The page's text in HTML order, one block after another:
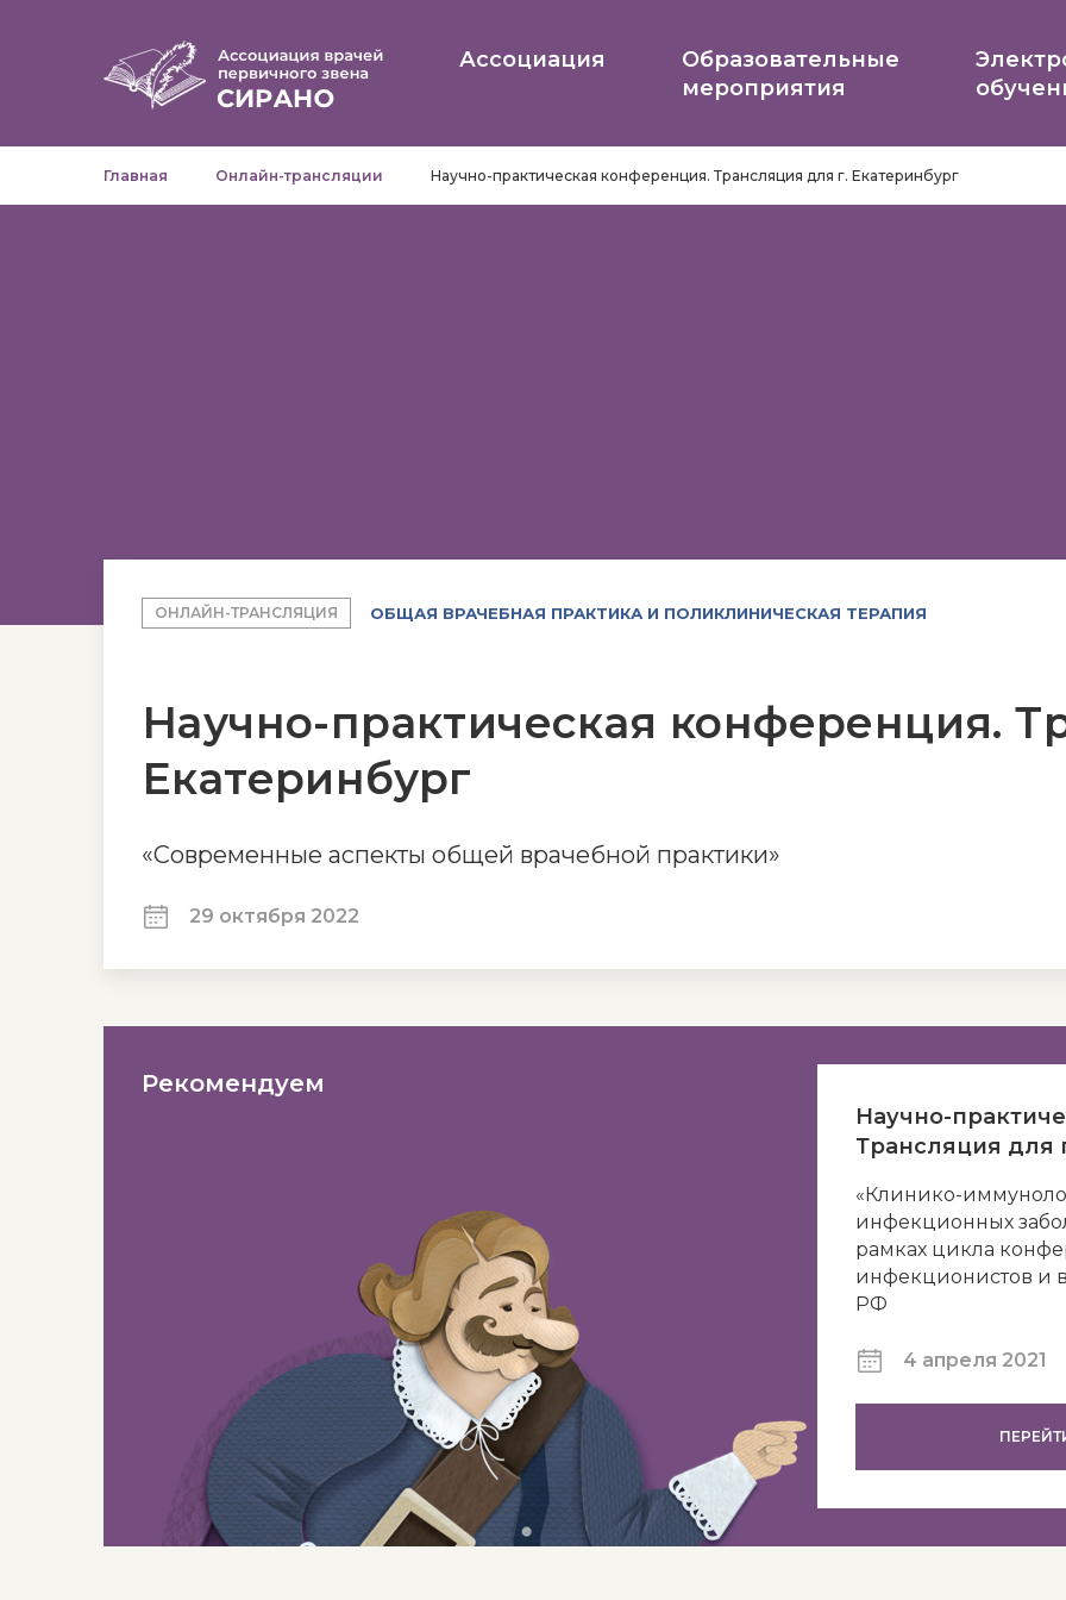
Ассоциация
Образовательные
мероприятия
Главная Онлайн-трансляции Научно-практическая конференция. Трансляция для г. Екатеринбург
ОНЛАЙН-ТРАНСЛЯЦИЯ ОБЩАЯ ВРАЧЕБНАЯ ПРАКТИКА И ПОЛИКЛИНИЧЕСКАЯ ТЕРАПИЯ
Научно-практическая конференция.
Екатеринбург
«Современные аспекты общей врачебной практики»
29 октября 2022
Рекомендуем
Научно-
Трансляция для
«Клинико-
инфекционных
рамках цикла
инфекционистов и
РФ
4 апреля 2021